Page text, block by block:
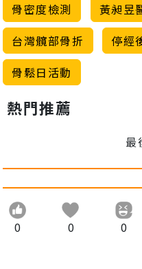
骨密度檢測
黃昶昱
台灣髖部骨折
停經
骨鬆日活動
熱門推薦
最
0 0 0